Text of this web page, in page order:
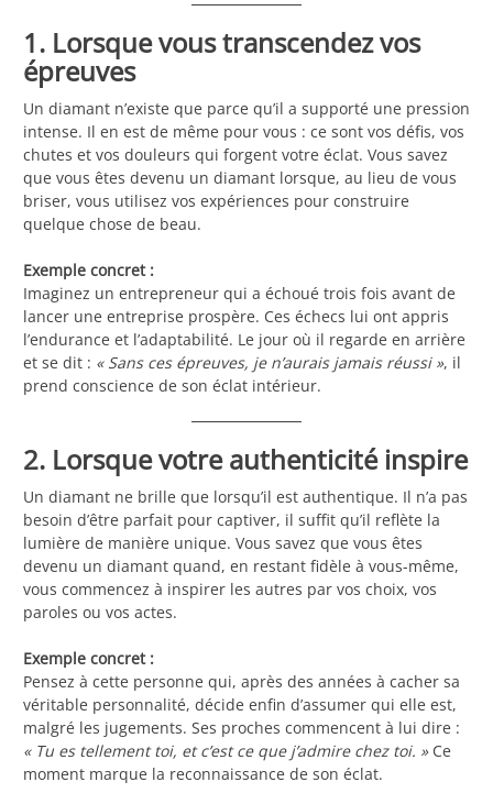
1. Lorsque vous transcendez vos
épreuves
Un diamant n’existe que parce qu’il a supporté une pression
intense. Il en est de même pour vous : ce sont vos défis, vos
chutes et vos douleurs qui forgent votre éclat. Vous savez
que vous êtes devenu un diamant lorsque, au lieu de vous
briser, vous utilisez vos expériences pour construire
quelque chose de beau.
Exemple concret :
Imaginez un entrepreneur qui a échoué trois fois avant de
lancer une entreprise prospère. Ces échecs lui ont appris
l’endurance et l’adaptabilité. Le jour où il regarde en arrière
et se dit : « Sans ces épreuves, je n’aurais jamais réussi », il
prend conscience de son éclat intérieur.
2. Lorsque votre authenticité inspire
Un diamant ne brille que lorsqu’il est authentique. Il n’a pas
besoin d’être parfait pour captiver, il suffit qu’il reflète la
lumière de manière unique. Vous savez que vous êtes
devenu un diamant quand, en restant fidèle à vous-même,
vous commencez à inspirer les autres par vos choix, vos
paroles ou vos actes.
Exemple concret :
Pensez à cette personne qui, après des années à cacher sa
véritable personnalité, décide enfin d’assumer qui elle est,
malgré les jugements. Ses proches commencent à lui dire :
« Tu es tellement toi, et c’est ce que j’admire chez toi. »Ce
moment marque la reconnaissance de son éclat.